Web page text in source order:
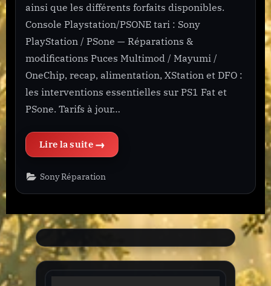
ainsi que les différents forfaits disponibles.
Console Playstation/PSONE tari : Sony
PlayStation / PSone — Réparations &
modifications Puces Multimod / Mayumi /
OneChip, recap, alimentation, XStation et DFO :
les interventions essentielles sur PS1 Fat et
PSone. Tarifs à jour…
Sony Réparation